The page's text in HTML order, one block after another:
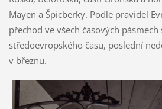
Mayen a Špicberky. Podle pravidel
přechod ve všech časových
středoevropského času, poslední
v březnu.